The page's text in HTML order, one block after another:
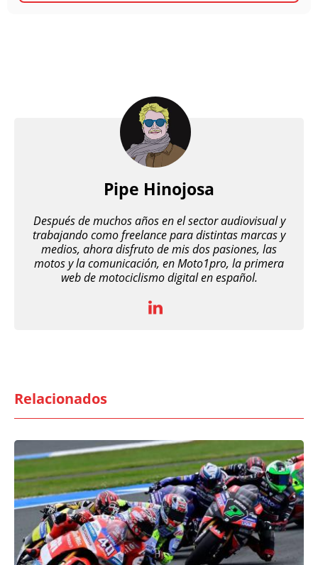
Pipe Hinojosa
Después de muchos años en el sector audiovisual y
trabajando como freelance para distintas marcas y
medios, ahora disfruto de mis dos pasiones, las
motos y la comunicación, en Moto1pro, la primera
web de motociclismo digital en español.
Relacionados